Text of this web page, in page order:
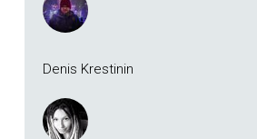
Denis Krestinin